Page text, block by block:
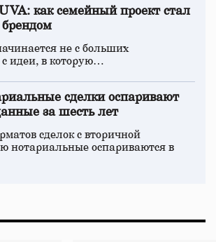
как семейный проект стал
не с больших
идеи, в которую…
сделки оспаривают
за шесть лет
сделок с вторичной
нотариальные оспариваются в